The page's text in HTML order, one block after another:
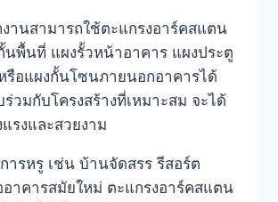
านสามารถใช้ตะแกรงอาร์คสแตน
นพื้นที่ แผงรั้วหน้าอาคาร แผงประตู
รือแผงกั้นโซนภายนอกอาคารได้
วมกับโครงสร้างที่เหมาะสม จะได้
รงและสวยงาม
ารหรู เช่น บ้านจัดสรร รีสอร์ต
อาคารสมัยใหม่ ตะแกรงอาร์คสแตน